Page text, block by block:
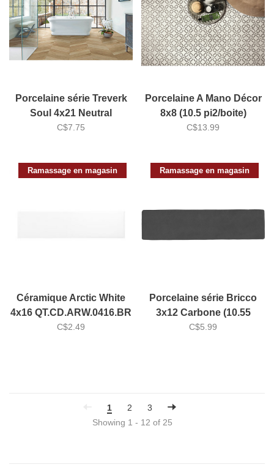
Porcelaine série Treverk
Soul 4x21 Neutral
Chevron (10pi2/boite)
C$7.75
Porcelaine A Mano Décor
8x8 (10.5 pi2/boite)
C$13.99
Ramassage en magasin
Céramique Arctic White
4x16 QT.CD.ARW.0416.BR
(10.7pi2/boite)
C$2.49
Ramassage en magasin
Porcelaine série Bricco
3x12 Carbone (10.55
pi2/boite)
C$5.99
1 2
3
Showing 1 - 12 of 25